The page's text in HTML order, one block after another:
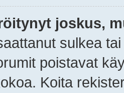
joskus,
sulkea
poistavat
Koita